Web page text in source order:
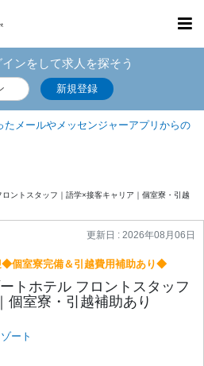
ンをして求人を探そう
新規登録
たメールやメッセンジャーアプリからの
ロントスタッフ｜語学×接客キャリア｜個室寮・引越
更新日 : 2026年08月06日
個室寮完備＆引越費用補助あり◆
トホテル フロントスタッフ
個室寮・引越補助あり
ート